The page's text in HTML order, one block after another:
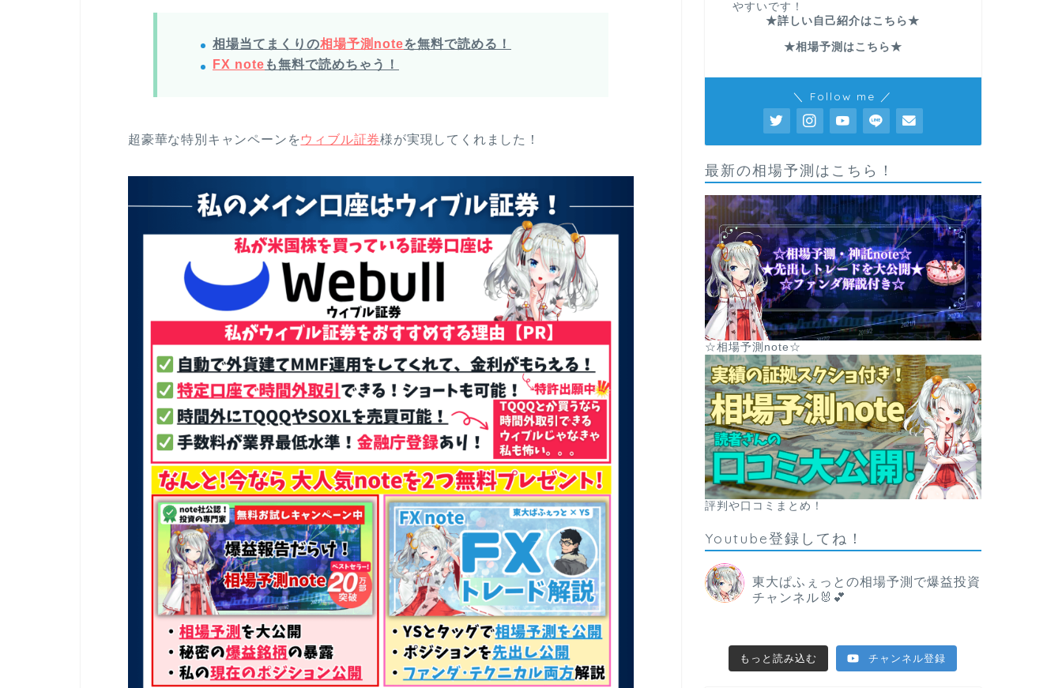
相場当てまくりの相場予測noteを無料で読める！
FX note も無料で読めちゃう！
超豪華な特別キャンペーンを ウィブル証券様が実現してくれました！
やすいです！
★詳しい自己紹介はこちら★
★相場予測はこちら★
＼ Follow me ／
最新の相場予測はこちら！
☆相場予測note☆
評判や口コミまとめ！
Youtube登録してね！
東大ぱふぇっとの相場予測で爆益投資
チャンネル🐰💕
もっと読み込む チャンネル登録